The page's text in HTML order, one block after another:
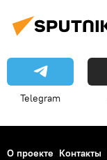
Telegram
О проекте Контакты